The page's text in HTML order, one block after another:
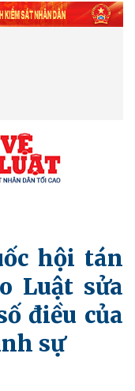
hội tán
Luật sửa
điều của
sự